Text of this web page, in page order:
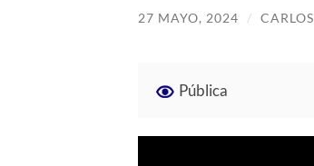
27 MAYO, 2024 /
Pública